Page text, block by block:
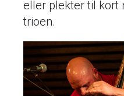
eller plekter til kort
trioen.